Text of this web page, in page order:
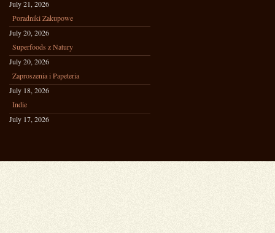
July 21, 2026
Poradniki Zakupowe
July 20, 2026
Superfoods z Natury
July 20, 2026
Zaproszenia i Papeteria
July 18, 2026
Indie
July 17, 2026